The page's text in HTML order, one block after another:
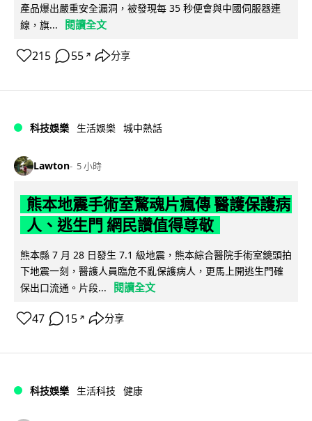
產品爆出嚴重安全漏洞，被發現每 35 秒便會與中國伺服器連
線，旗...
閱讀全文
215 55 ↗ 分享
科技娛樂 生活娛樂 城中熱話
Lawton 5 小時
熊本地震手術室驚魂片瘋傳 醫護保護病
人、逃生門 網民讚值得尊敬
熊本縣 7 月 28 日發生 7.1 級地震，熊本綜合醫院手術室鏡頭拍
下地震一刻，醫護人員臨危不亂保護病人，更馬上開逃生門確
保出口流通。片段...
閱讀全文
47 15 ↗ 分享
科技娛樂 生活科技 健康